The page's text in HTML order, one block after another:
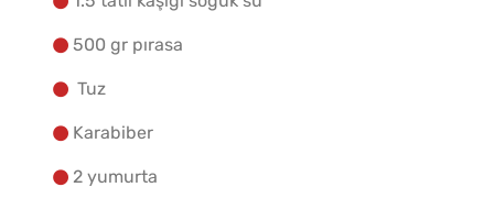
500 gr pırasa
Tuz
Karabiber
2 yumurta